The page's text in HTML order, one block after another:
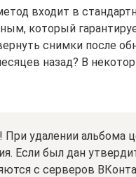
входит в
который
снимки после
назад? В
При удалении альбома
Если был дан
с серверов